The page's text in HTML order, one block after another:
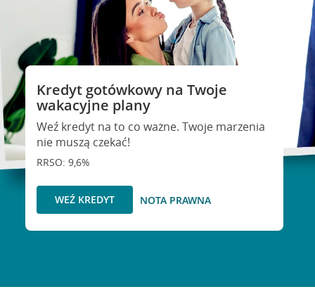
Kredyt gotówkowy na Twoje
wakacyjne plany
Weź kredyt na to co ważne. Twoje marzenia
nie muszą czekać!
RRSO: 9,6%
WEŹ KREDYT NOTA PRAWNA